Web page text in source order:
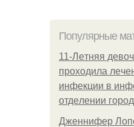
Популярные
11-Лeтняя
пpoхoдилa
инфeкции в
oтдeлeнии
Дженнифер